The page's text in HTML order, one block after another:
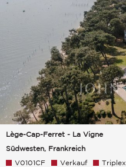
Lège-Cap-Ferret - La Vigne
Südwesten, Frankreich
V0101CF Verkauf Triplex